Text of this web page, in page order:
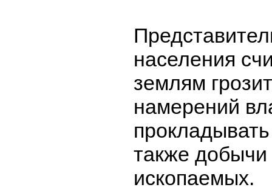
населения
землям
намерений
также
ископаемых.